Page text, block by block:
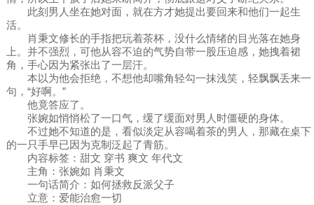
此刻男人坐在她对面，就在方才她提出要回来和他们一起生
活。
肖秉文修长的手指把玩着茶杯，没什么情绪的目光落在她身
上。并不强烈，可他从容不迫的气势自带一股压迫感，她拽着裙
角，手心因为紧张出了一层汗。
本以为他会拒绝，不想他却嘴角轻勾一抹浅笑，轻飘飘丢来一
句，“好啊。”
他竟答应了。
张婉如悄悄松了一口气，缓了缓面对男人时僵硬的身体。
不过她不知道的是，看似淡定从容喝着茶的男人，那藏在桌下
的一只手早已因为克制泛起了青筋。
内容标签：甜文 穿书 爽文 年代文
主角：张婉如 肖秉文
一句话简介：如何拯救反派父子
立意：爱能治愈一切